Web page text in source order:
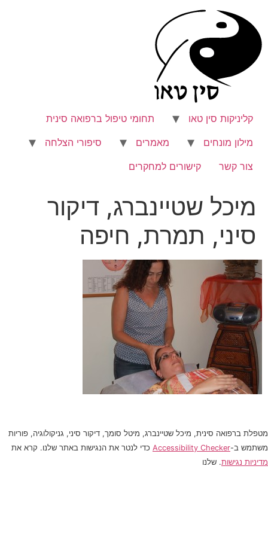
לתוכן
קליניקות סין טאו
תחומי טיפול ברפואה סינית
מילון מונחים
מאמרים
סיפורי הצלחה
צור קשר
קישורים למחקרים
מיכל שטיינברג, דיקור
סיני, תמרת, חיפה
מטפלת ברפואה סינית, מיכל שטיינברג, מיטל סומך, דיקור סיני, גניקולוגיה, פוריות
משתמש ב-Accessibility Checker כדי לנטר את הנגישות באתר שלנו. קרא את
מדיניות נגישות. שלנו